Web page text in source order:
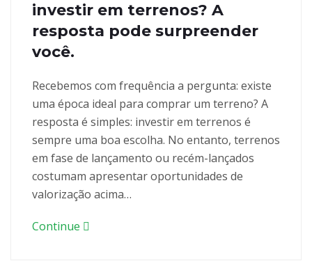
investir em terrenos? A
resposta pode surpreender
você.
Recebemos com frequência a pergunta: existe
uma época ideal para comprar um terreno? A
resposta é simples: investir em terrenos é
sempre uma boa escolha. No entanto, terrenos
em fase de lançamento ou recém-lançados
costumam apresentar oportunidades de
valorização acima…
Continue